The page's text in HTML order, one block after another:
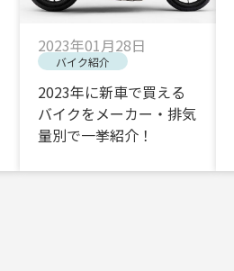
2023年01月28日
バイク紹介
2023年に新車で買える
バイクをメーカー・排気
量別で一挙紹介！